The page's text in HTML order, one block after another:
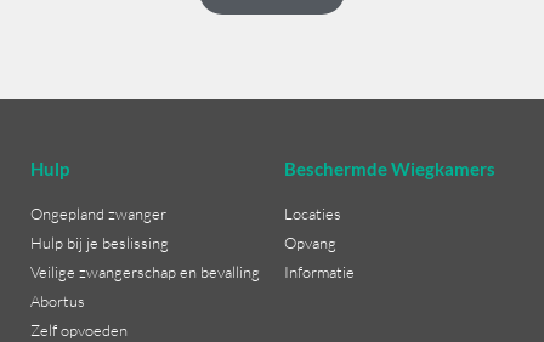
Hulp
Ongepland zwanger
Hulp bij je beslissing
Veilige zwangerschap en bevalling
Abortus
Zelf opvoeden
Beschermde Wiegkamers
Locaties
Opvang
Informatie